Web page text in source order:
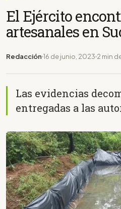
El Ejército
artesanales en
Redacción 16 de junio, 2023 2 min
Las evidencias
entregadas a las